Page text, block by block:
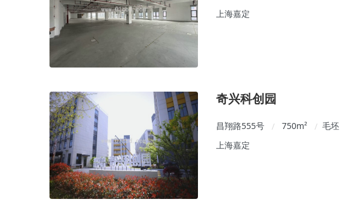
上海嘉定
奇兴科创园
昌翔路555号 / 750m² / 毛坯
上海嘉定